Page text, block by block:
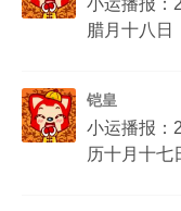
小运播报：
腊月十八日
铠皇
小运播报：
历十月十七